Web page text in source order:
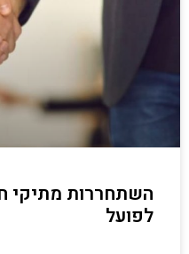
השתחררות מתיקי
לפועל